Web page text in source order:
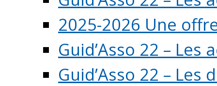
2025-2026 Une
Guid’Asso 22 –
Guid’Asso 22 – Les